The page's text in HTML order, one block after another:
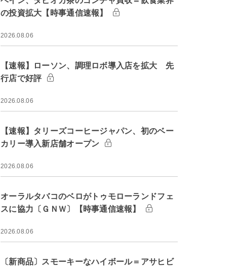
の投資拡大【時事通信速報】
2026.08.06
【速報】ローソン、調理ロボ導入店を拡大 先
行店で好評
2026.08.06
【速報】タリーズコーヒージャパン、初のベー
カリー導入新店舗オープン
2026.08.06
オーラルタバコのベロがトゥモローランドフェ
スに協力〔ＧＮＷ〕【時事通信速報】
2026.08.06
〔新商品〕スモーキーなハイボール＝アサヒビ